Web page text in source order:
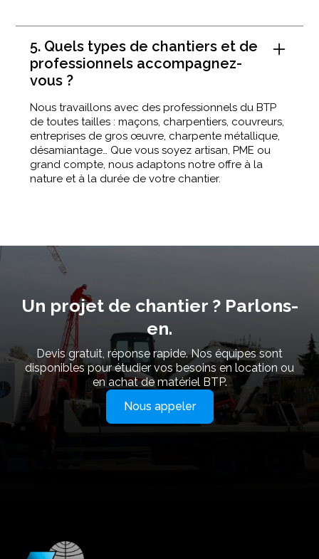
5. Quels types de chantiers et de
professionnels accompagnez-
vous ?
Nous travaillons avec des professionnels du BTP
de toutes tailles : maçons, charpentiers, couvreurs,
entreprises de gros œuvre, charpente métallique,
désamiantage… Que vous soyez artisan, PME ou
grand compte, nous adaptons notre offre à la
nature et à la durée de votre chantier.
Un projet de chantier ? Parlons-
en.
Devis gratuit, réponse rapide. Nos équipes sont
disponibles pour étudier vos besoins en location ou
en achat de matériel BTP.
Nous appeler